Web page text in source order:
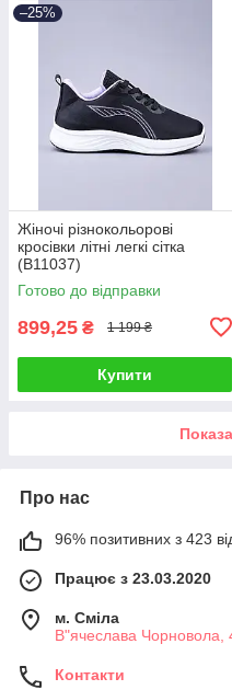
–25%
Жіночі різнокольорові
кросівки літні легкі сітка
(B11037)
Готово до відправки
899,25 ₴ 1 199 ₴
Купити
Про нас
96% позитивних з 423
Працює з 23.03.2020
м. Сміла
В"ячеслава Чорновола,
Контакти